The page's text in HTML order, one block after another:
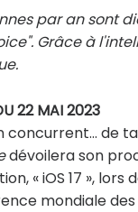
par an sont
Grâce à
22 MAI 2023
concurrent... de
dévoilera son
« iOS 17 », lors
mondiale des